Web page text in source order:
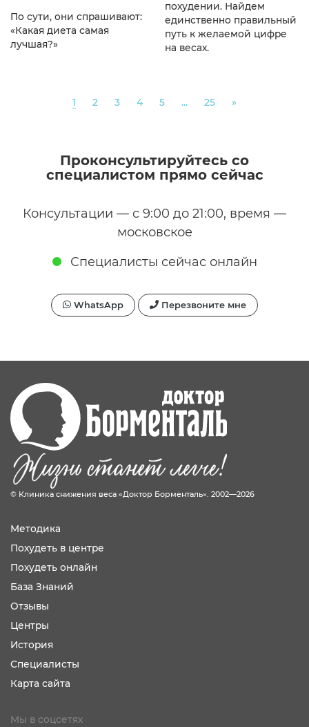
По сути, они спрашивают:
«Какая диета самая
лучшая?»
похудении. Найдем
единственно правильный
путь к желаемой цифре
на весах.
1 2 3 4 5 ... 25 »
Проконсультируйтесь со
специалистом прямо сейчас
Консультации — с 9:00 до 21:00, время —
московское
Специалисты сейчас онлайн
WhatsApp Перезвоните мне
© Клиника снижения веса «Доктор Борменталь». 2002—2026
Методика
Похудеть в центре
Похудеть онлайн
База Знаний
Отзывы
Центры
История
Специалисты
Карта сайта
Мы в соцсетях